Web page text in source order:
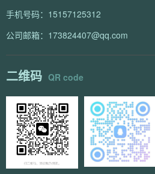
手机号码：15157125312
公司邮箱：173824407@qq.com
二维码 QR code